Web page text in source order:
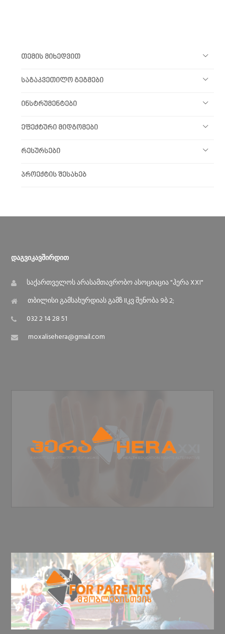
თემის მიხედვით
საგაკვეთილო გეგმები
ინსტრუმენტები
ეფექტური მიდგომები
რესურსები
პროექტის შესახებ
Დაგვიკავშირდით
საქართველოს არასამთავრობო ასოციაცია "ჰერა XXI"
თბილისი გამსახურდიას გამზ IIკვ შენობა 9ბ 2;
032 2 14 28 51
moxalisehera@gmail.com